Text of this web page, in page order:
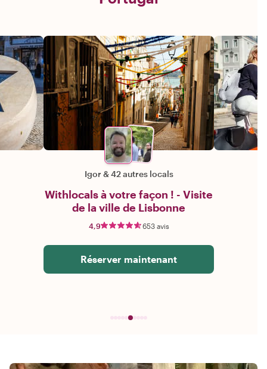
Igor &42 autres locals
Withlocals à votre façon ! - Visite
de la ville de Lisbonne
4,9 653 avis
Réserver maintenant